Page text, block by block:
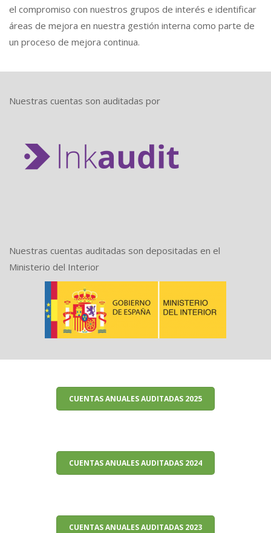
el compromiso con nuestros grupos de interés e identificar
áreas de mejora en nuestra gestión interna como parte de
un proceso de mejora continua.
Nuestras cuentas son auditadas por
Nuestras cuentas auditadas son depositadas en el
Ministerio del Interior
CUENTAS ANUALES AUDITADAS 2025
CUENTAS ANUALES AUDITADAS 2024
CUENTAS ANUALES AUDITADAS 2023